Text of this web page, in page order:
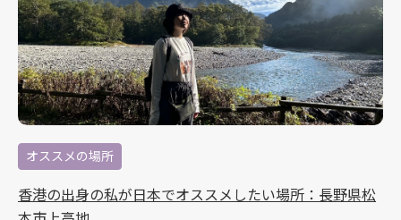
オススメの場所
香港の出身の私が日本でオススメしたい場所：長野県松